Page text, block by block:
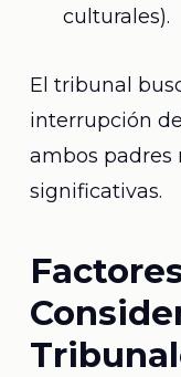
culturales).
El tribunal
interrupción
ambos padres
significativas.